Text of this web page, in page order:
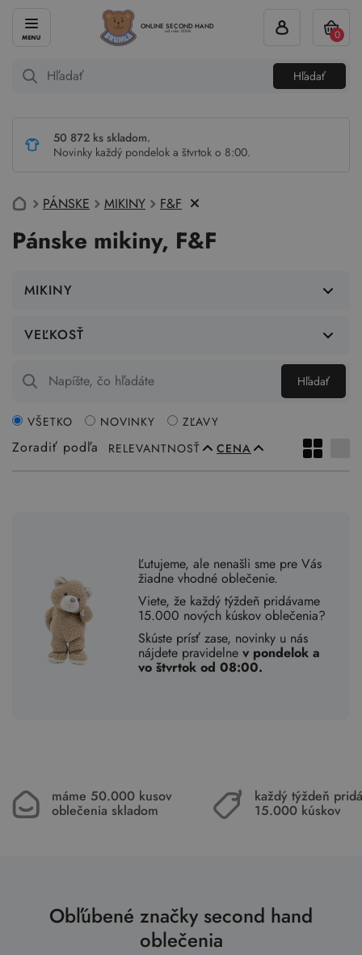
ONLINE SECOND HAND
od roku 2004
Hľadať
0
50 872 ks skladom.
Novinky každý pondelok a štvrtok o 8:00.
PÁNSKE MIKINY F&F
Pánske mikiny, F&F
MIKINY
VEĽKOSŤ
Hľadať
Zoradiť podľa RELEVANTNOSŤ CENA
VŠETKO NOVINKY ZĽAVY
Ľutujeme, ale nenašli sme pre Vás
žiadne vhodné oblečenie.
Viete, že každý týždeň pridávame
15.000 nových kúskov oblečenia?
Skúste prísť zase, novinky u nás
nájdete pravidelnev pondelok a
vo štvrtok od 08:00.
máme 50.000 kusov
oblečenia skladom
každý týždeň
15.000 kúskov
Obľúbené značky second hand
oblečenia